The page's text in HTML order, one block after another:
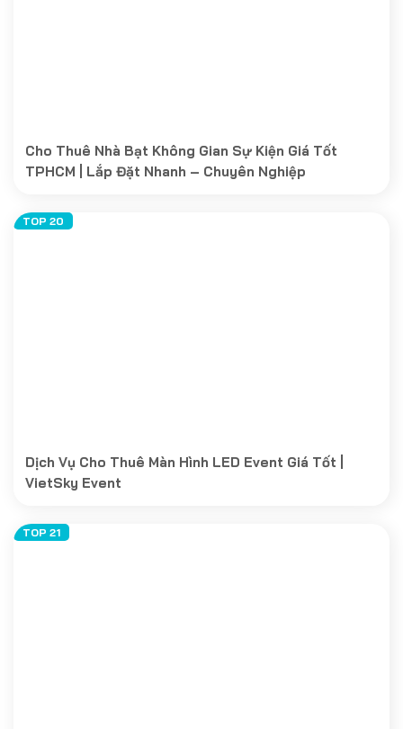
Cho Thuê Nhà Bạt Không Gian Sự Kiện Giá Tốt
TPHCM | Lắp Đặt Nhanh – Chuyên Nghiệp
Dịch Vụ Cho Thuê Màn Hình LED Event Giá Tốt |
VietSky Event